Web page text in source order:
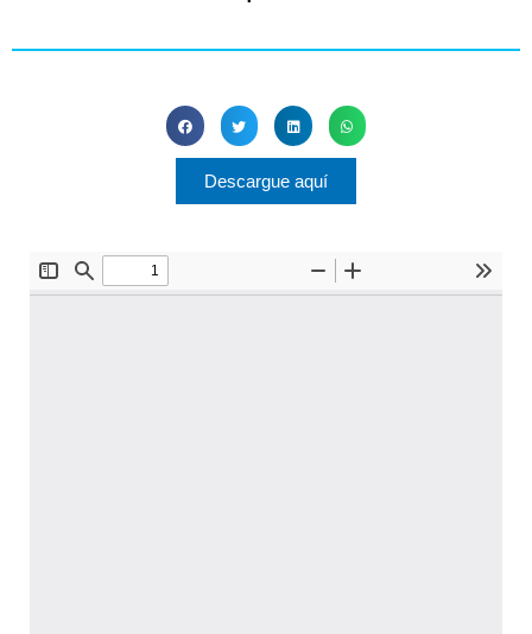
Descargue aquí